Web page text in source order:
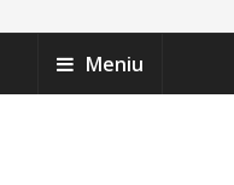
Meniu